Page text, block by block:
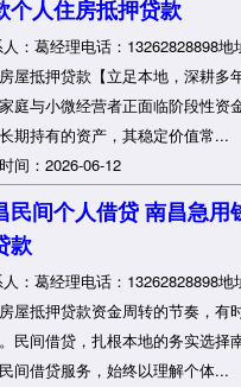
个人住房抵押贷款
：葛经理电话：13262828898地
屋抵押贷款【立足本地，深耕多
庭与小微经营者正面临阶段性资
期持有的资产，其稳定价值常...
间：2026-06-12
民间个人借贷 南昌急用
款
：葛经理电话：13262828898地
屋抵押贷款资金周转的节奏，有
民间借贷，扎根本地的务实选择
间借贷服务，始终以理解个体...